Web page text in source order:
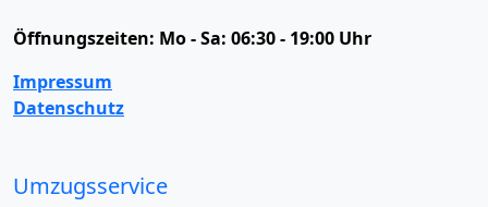
Öffnungszeiten: Mo - Sa: 06:30 - 19:00 Uhr
Impressum
Datenschutz
Umzugsservice